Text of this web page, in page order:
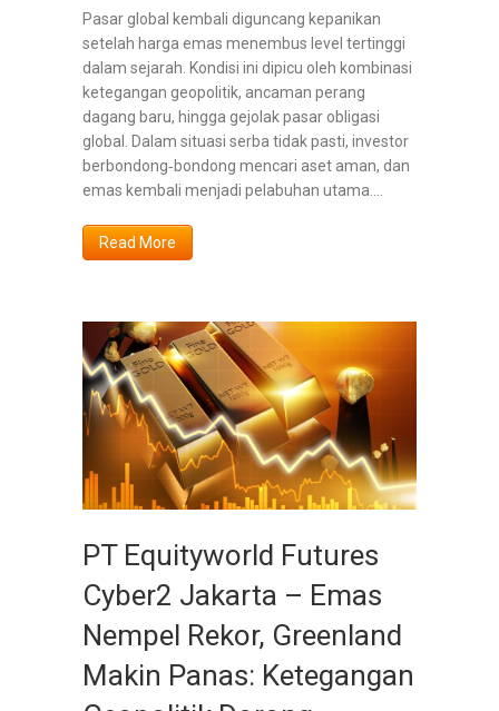
Pasar global kembali diguncang kepanikan
setelah harga emas menembus level tertinggi
dalam sejarah. Kondisi ini dipicu oleh kombinasi
ketegangan geopolitik, ancaman perang
dagang baru, hingga gejolak pasar obligasi
global. Dalam situasi serba tidak pasti, investor
berbondong‑bondong mencari aset aman, dan
emas kembali menjadi pelabuhan utama....
Read More
PT Equityworld Futures
Cyber2 Jakarta – Emas
Nempel Rekor, Greenland
Makin Panas: Ketegangan